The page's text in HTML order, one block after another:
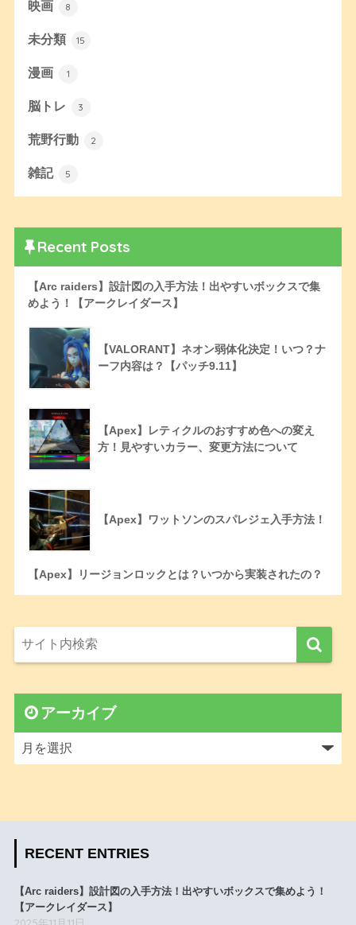
映画 8
未分類 15
漫画 1
脳トレ 3
荒野行動 2
雑記 5
Recent Posts
【Arc raiders】設計図の入手方法！出やすいボックスで集
めよう！【アークレイダース】
【VALORANT】ネオン弱体化決定！いつ？ナ
ーフ内容は？【パッチ9.11】
【Apex】レティクルのおすすめ色への変え
方！見やすいカラー、変更方法について
【Apex】ワットソンのスパレジェ入手方法！
【Apex】リージョンロックとは？いつから実装されたの？
アーカイブ
RECENT ENTRIES
【Arc raiders】設計図の入手方法！出やすいボックスで集めよう！
【アークレイダース】